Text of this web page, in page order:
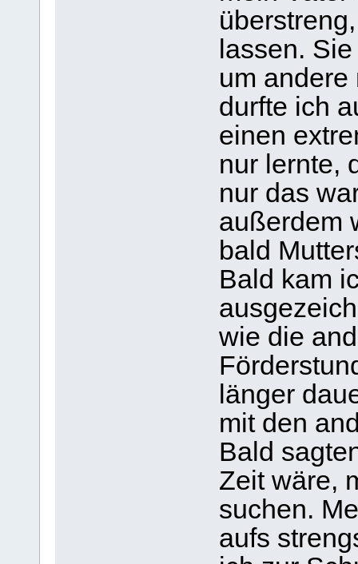
lassen.
um
durfte ich
einen
nur lernte,
nur das
außerdem
bald
Bald kam
wie die
länger
mit den
Bald
Zeit wäre,
suchen.
aufs